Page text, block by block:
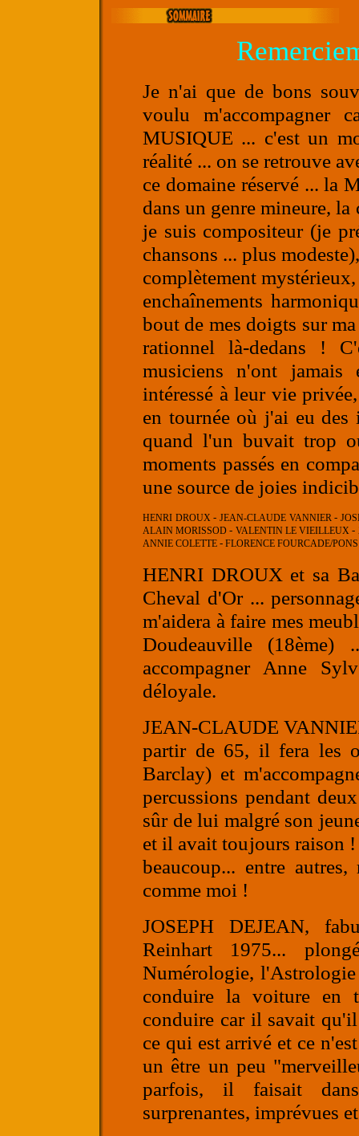
Je n'ai que de bons
voulu m'accompagner
MUSIQUE ... c'est un
réalité ... on se retrouve
ce domaine réservé ... la
dans un genre mineure,
je suis compositeur (je
chansons ... plus
complètement
enchaînements
bout de mes doigts sur
rationnel là-dedans !
musiciens n'ont
intéressé à leur vie
en tournée où j'ai eu des
quand l'un buvait trop
moments passés en
une source de joies
HENRI DROUX- JEAN-CLAUDE VANNIER-
ALAIN MORISSOD - VALENTIN LE VIEILLEUX -
ANNIE COLETTE - FLORENCE FOURCADE/
HENRI DROUX et sa
Cheval d'Or ...
m'aidera à faire mes
Doudeauville
accompagner Anne
déloyale.
JEAN-CLAUDE
partir de 65, il fera les
Barclay) et
percussions pendant
sûr de lui malgré son
et il avait toujours raison
beaucoup... entre
comme moi !
JOSEPH DEJEAN,
Reinhart 1975...
Numérologie,
conduire la voiture en
conduire car il savait
ce qui est arrivé et ce
un être un peu
parfois, il faisait dans
surprenantes, imprévues